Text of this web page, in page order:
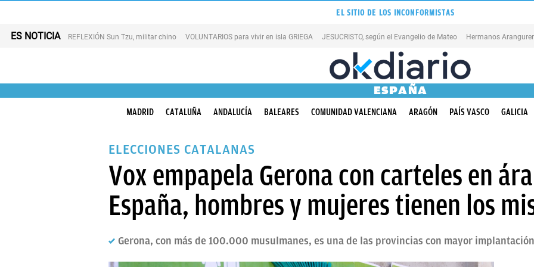
EL SITIO DE LOS INCONFORMISTAS
ES NOTICIA REFLEXIÓN Sun Tzu, militar chino VOLUNTARIOS para vivir en isla GRIEGA JESUCRISTO, según el Evangelio de Mateo Hermanos Aranguren
ESPAÑA
MADRID CATALUÑA ANDALUCÍA BALEARES COMUNIDAD VALENCIANA ARAGÓN PAÍS VASCO GALICIA
ELECCIONES CATALANAS
Vox empapela Gerona con carteles en
España, hombres y mujeres tienen los
Gerona, con más de 100.000 musulmanes, es una de las provincias con mayor